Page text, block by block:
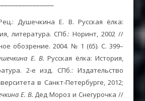
Душечкина Е. В. Русская ёлка:
литература. СПб.: Норинт, 2002 //
обозрение. 2004. № 1 (65). С. 399–
Е. В. Русская ёлка: История,
2-е изд. СПб.: Издательство
в Санкт-Петербурге, 2012;
Е. В. Дед Мороз и Снегурочка //